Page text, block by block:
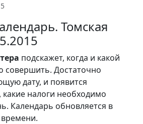
Томская
подскажет, когда и какой
совершить. Достаточно
дату, и появится
налоги необходимо
Календарь обновляется в